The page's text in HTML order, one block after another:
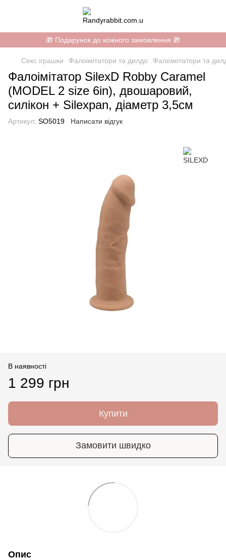
🎁 Подарунок до кожного замовлення 🎁
Секс іграшки Фалоімітатори та дилдо Фалоімітатори та
Фалоімітатор SilexD Robby Caramel
(MODEL 2 size 6in), двошаровий,
силікон + Silexpan, діаметр 3,5см
Артикул: SO5019 Написати відгук
В наявності
1 299 грн
Купити
Замовити швидко
Опис